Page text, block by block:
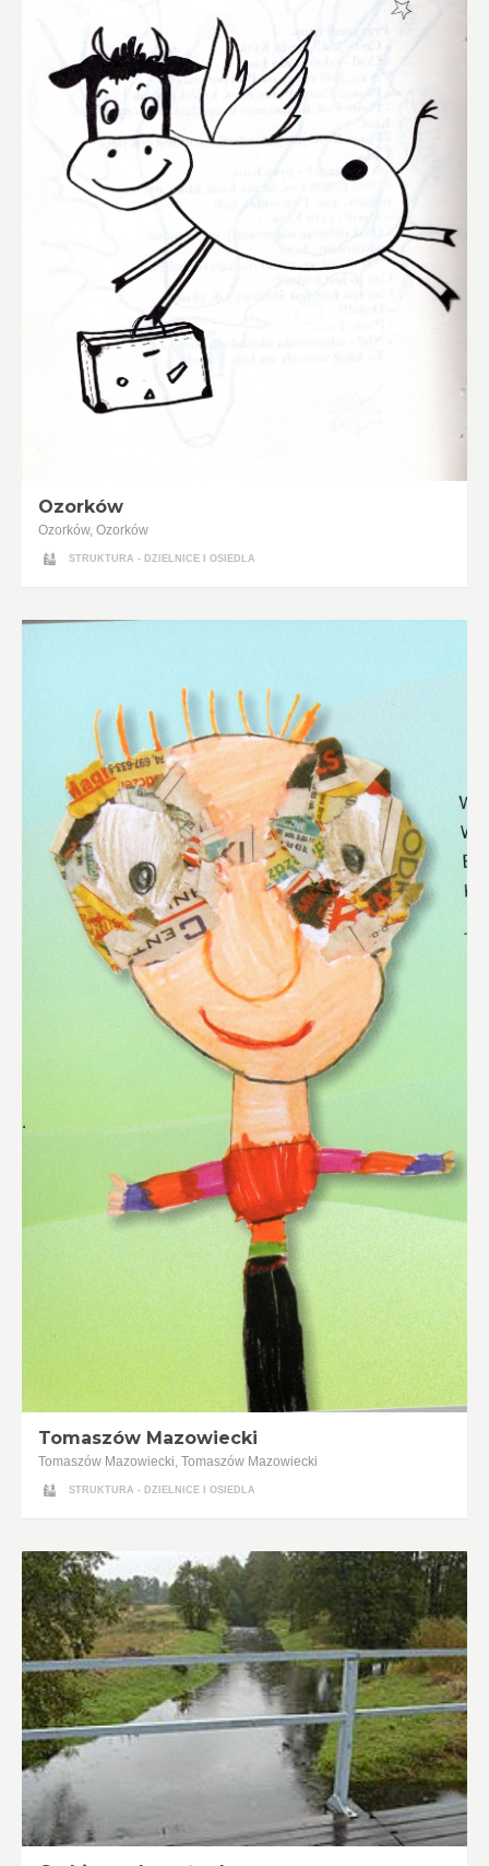
Ozorków
Ozorków, Ozorków
STRUKTURA - DZIELNICE I OSIEDLA
Tomaszów Mazowiecki
Tomaszów Mazowiecki, Tomaszów Mazowiecki
STRUKTURA - DZIELNICE I OSIEDLA